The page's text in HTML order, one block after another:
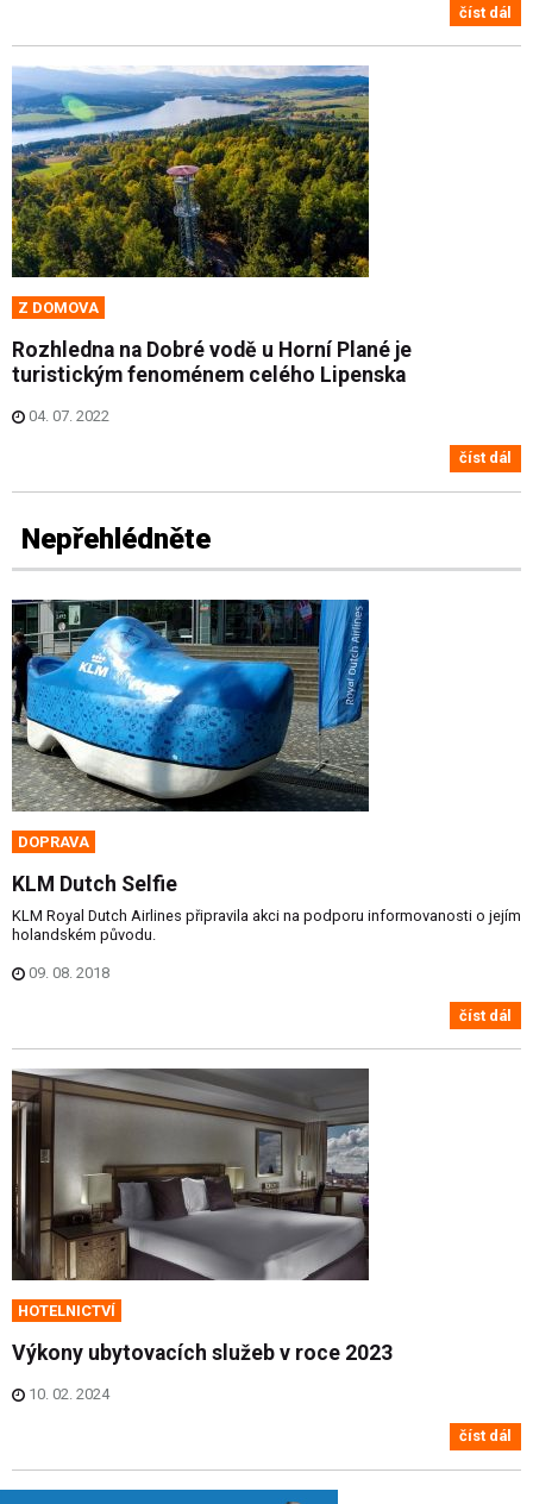
číst dál
Z DOMOVA
Rozhledna na Dobré vodě u Horní Plané je
turistickým fenoménem celého Lipenska
04. 07. 2022
číst dál
Nepřehlédněte
DOPRAVA
KLM Dutch Selfie
KLM Royal Dutch Airlines připravila akci na podporu informovanosti o jejím
holandském původu.
09. 08. 2018
číst dál
HOTELNICTVÍ
Výkony ubytovacích služeb v roce 2023
10. 02. 2024
číst dál